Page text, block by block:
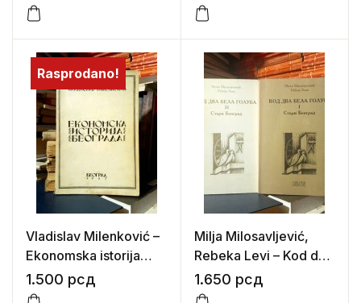
Rasprodano!
Vladislav Milenković –
Ekonomska istorija
Beograda
1.500 рсд
Milja Milosavljević,
Rebeka Levi – Kod dva
bela goluba – Stari
Beograd I-II
1.650 рсд